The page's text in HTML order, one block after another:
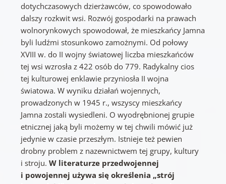
dotychczasowych dzierżawców, co spowodowało
dalszy rozkwit wsi. Rozwój gospodarki na prawach
wolnorynkowych spowodował, że mieszkańcy Jamna
byli ludźmi stosunkowo zamożnymi. Od połowy
XVIII w. do II wojny światowej liczba mieszkańców
tej wsi wzrosła z 422 osób do 779. Radykalny cios
tej kulturowej enklawie przyniosła II wojna
światowa. W wyniku działań wojennych,
prowadzonych w 1945 r., wszyscy mieszkańcy
Jamna zostali wysiedleni. O wyodrębnionej grupie
etnicznej jaką byli możemy w tej chwili mówić już
jedynie w czasie przeszłym. Istnieje też pewien
drobny problem z nazewnictwem tej grupy, kultury
i stroju.W literaturze przedwojennej
i powojennej używa się określenia „strój